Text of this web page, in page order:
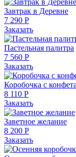
Завтрак в Деревне
7 290 Р
Заказать
Пастельная палитра
7 560 Р
Заказать
Коробочка с
8 110 Р
Заказать
Заветное желание
8 200 Р
Заказать